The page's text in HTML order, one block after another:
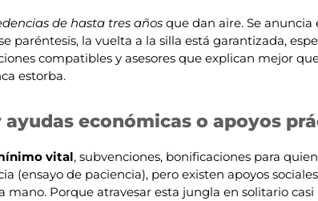
de hasta tres años que dan aire. Se anuncia
paréntesis, la vuelta a la silla está garantizada,
compatibles y asesores que explican mejor
estorba.
económicas o apoyos
vital, subvenciones, bonificaciones para
(ensayo de paciencia), pero existen apoyos
mano. Porque atravesar esta jungla en solitario